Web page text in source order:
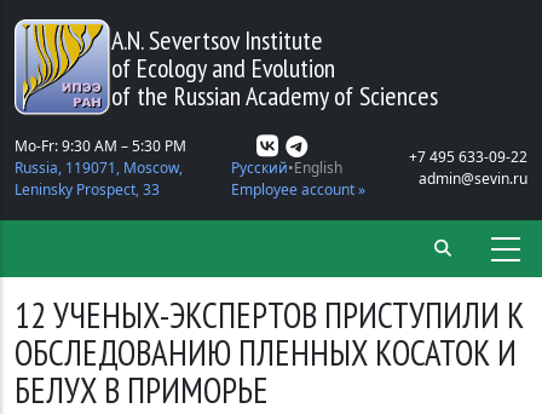
Skip to main content
A.N. Severtsov Institute
of Ecology and Evolution
of the Russian Academy of Sciences
Mo-Fr: 9:30 AM – 5:30 PM
Russia, 119071, Moscow,
Leninsky Prospect, 33
Русский English
Employee account »
+7 495 633-09-22
admin@sevin.ru
12 УЧЕНЫХ-ЭКСПЕРТОВ ПРИСТУПИЛИ К
ОБСЛЕДОВАНИЮ ПЛЕННЫХ КОСАТОК И
БЕЛУХ В ПРИМОРЬЕ